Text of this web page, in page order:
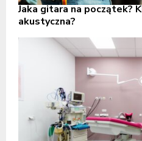
Jaka gitara na początek?
akustyczna?